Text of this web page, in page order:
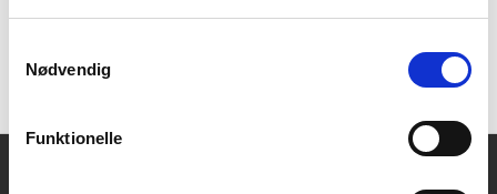
Nødvendig
Funktionelle
forfatterskab, der ifølge priskomiteen står som et